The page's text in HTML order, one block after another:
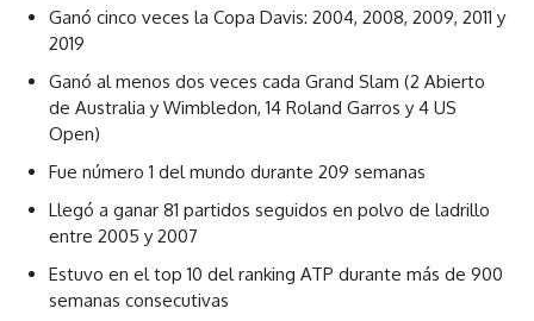
Ganó cinco veces la Copa Davis: 2004, 2008, 2009, 2011 y
2019
Ganó al menos dos veces cada Grand Slam (2 Abierto
de Australia y Wimbledon, 14 Roland Garros y 4 US
Open)
Fue número 1 del mundo durante 209 semanas
Llegó a ganar 81 partidos seguidos en polvo de ladrillo
entre 2005 y 2007
Estuvo en el top 10 del ranking ATP durante más de 900
semanas consecutivas